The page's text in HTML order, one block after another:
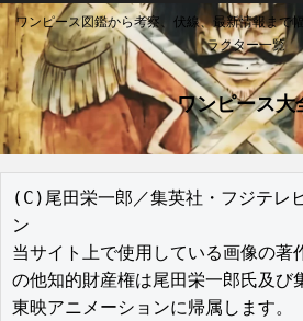
ワンピース図鑑から考察、伏線、最新情報まで
ラクター一覧
ワンピース大
(C)尾田栄一郎／集英社・フジテレ
ン
当サイト上で使用している画像の著
の他知的財産権は尾田栄一郎氏及び
東映アニメーションに帰属します。